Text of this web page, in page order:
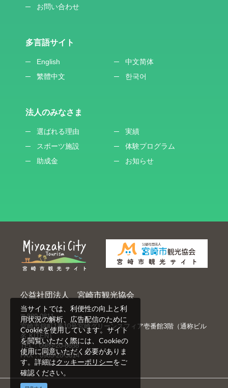
お問い合わせ
多言語サイト
English
中文简体
繁體中文
한국어
法人のみなさま
選ばれる理由
実績
スポーツ施設
体験プログラム
助成金
お知らせ
公益社団法人 宮崎市観光協会
〒880-0811
宮崎市錦町1番10号宮崎グリーンスフィア壱番館3階（通称ビル
名 KITEN）
TEL：0985-20-8658
FAX：0985-28-3614
当サイトでは、利便性の向上と利
用状況の解析、広告配信のために
Cookieを使用しています。サイト
を閲覧いただく際には、Cookieの
使用に同意いただく必要がありま
す。詳細はクッキーポリシーをご
確認ください。